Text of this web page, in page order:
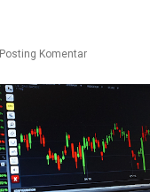
Posting Komentar